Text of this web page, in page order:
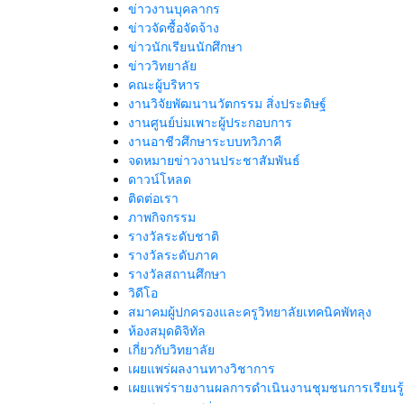
ข่าวงานบุคลากร
ข่าวจัดซื้อจัดจ้าง
ข่าวนักเรียนนักศึกษา
ข่าววิทยาลัย
คณะผู้บริหาร
งานวิจัยพัฒนานวัตกรรม สิ่งประดิษฐ์
งานศูนย์บ่มเพาะผู้ประกอบการ
งานอาชีวศึกษาระบบทวิภาคี
จดหมายข่าวงานประชาสัมพันธ์
ดาวน์โหลด
ติดต่อเรา
ภาพกิจกรรม
รางวัลระดับชาติ
รางวัลระดับภาค
รางวัลสถานศึกษา
วิดีโอ
สมาคมผู้ปกครองและครูวิทยาลัยเทคนิคพัทลุง
ห้องสมุดดิจิทัล
เกี่ยวกับวิทยาลัย
เผยแพร่ผลงานทางวิชาการ
เผยแพร่รายงานผลการดำเนินงานชุมชนการเรียน